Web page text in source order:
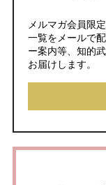
メルマガ会員限
一覧をメールで
ー案内等、知的
お届けします。